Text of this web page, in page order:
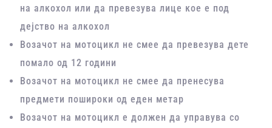
на алкохол или да превезува лице кое е под
дејство на алкохол
Возачот на мотоцикл не смее да превезува дете
помало од 12 години
Возачот на мотоцикл не смее да пренесува
предмети пошироки од еден метар
Возачот на мотоцикл е должен да управува со